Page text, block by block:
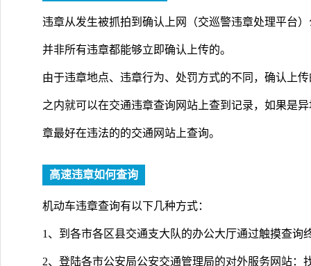
违章从发生被抓拍到确认上网（交巡警违章处理平台
并非所有违章都能够立即确认上传的。
由于违章地点、违章行为、处罚方式的不同，确认上
之内就可以在交通违章查询网站上查到记录，如果是
章最好在违法的的交通网站上查询。
高速违章如何查询
机动车违章查询有以下几种方式：
1、到各市各区县交通支大队的办公大厅通过触摸查询
2、登陆各市公安局公安交通管理局的对外服务网站